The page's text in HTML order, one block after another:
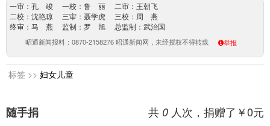
一审：孔 竣 一校：鲁 丽 二审：王朝飞
二校：沈艳琼 三审：聂学虎 三校：周 燕
终审：马 燕 监制：罗 旭 总监制：武治国
昭通新闻报料：0870-2158276 昭通新闻网，未经授权不得转载 举报
标签 >> 妇女儿童
共 0 人次，捐赠了￥0元
随手捐